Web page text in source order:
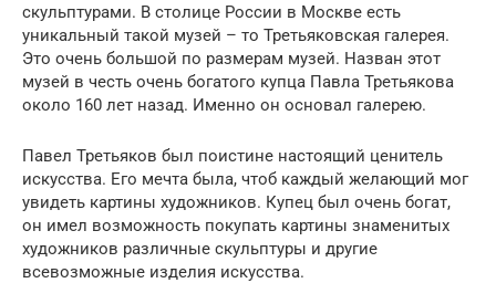
скульптурами. В столице России в Москве есть
уникальный такой музей – то Третьяковская галерея.
Это очень большой по размерам музей. Назван этот
музей в честь очень богатого купца Павла Третьякова
около 160 лет назад. Именно он основал галерею.
Павел Третьяков был поистине настоящий ценитель
искусства. Его мечта была, чтоб каждый желающий мог
увидеть картины художников. Купец был очень богат,
он имел возможность покупать картины знаменитых
художников различные скульптуры и другие
всевозможные изделия искусства.